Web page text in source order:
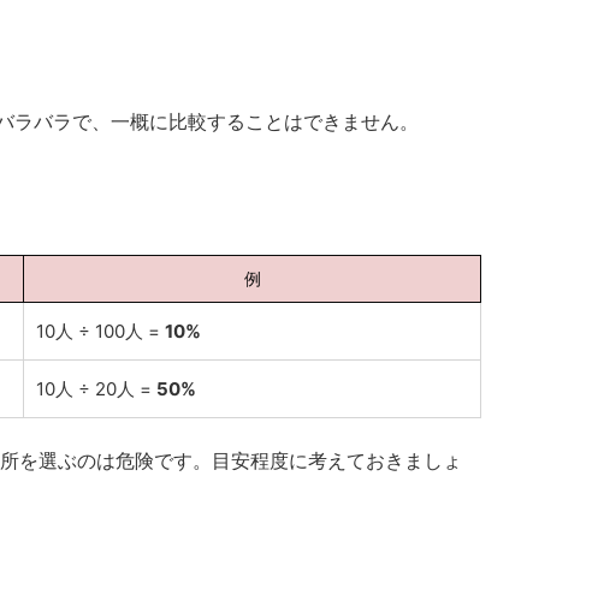
バラで、一概に比較することはできません。
例
10人 ÷ 100人 = 10%
10人 ÷ 20人 = 50%
を選ぶのは危険です。目安程度に考えておきましょ